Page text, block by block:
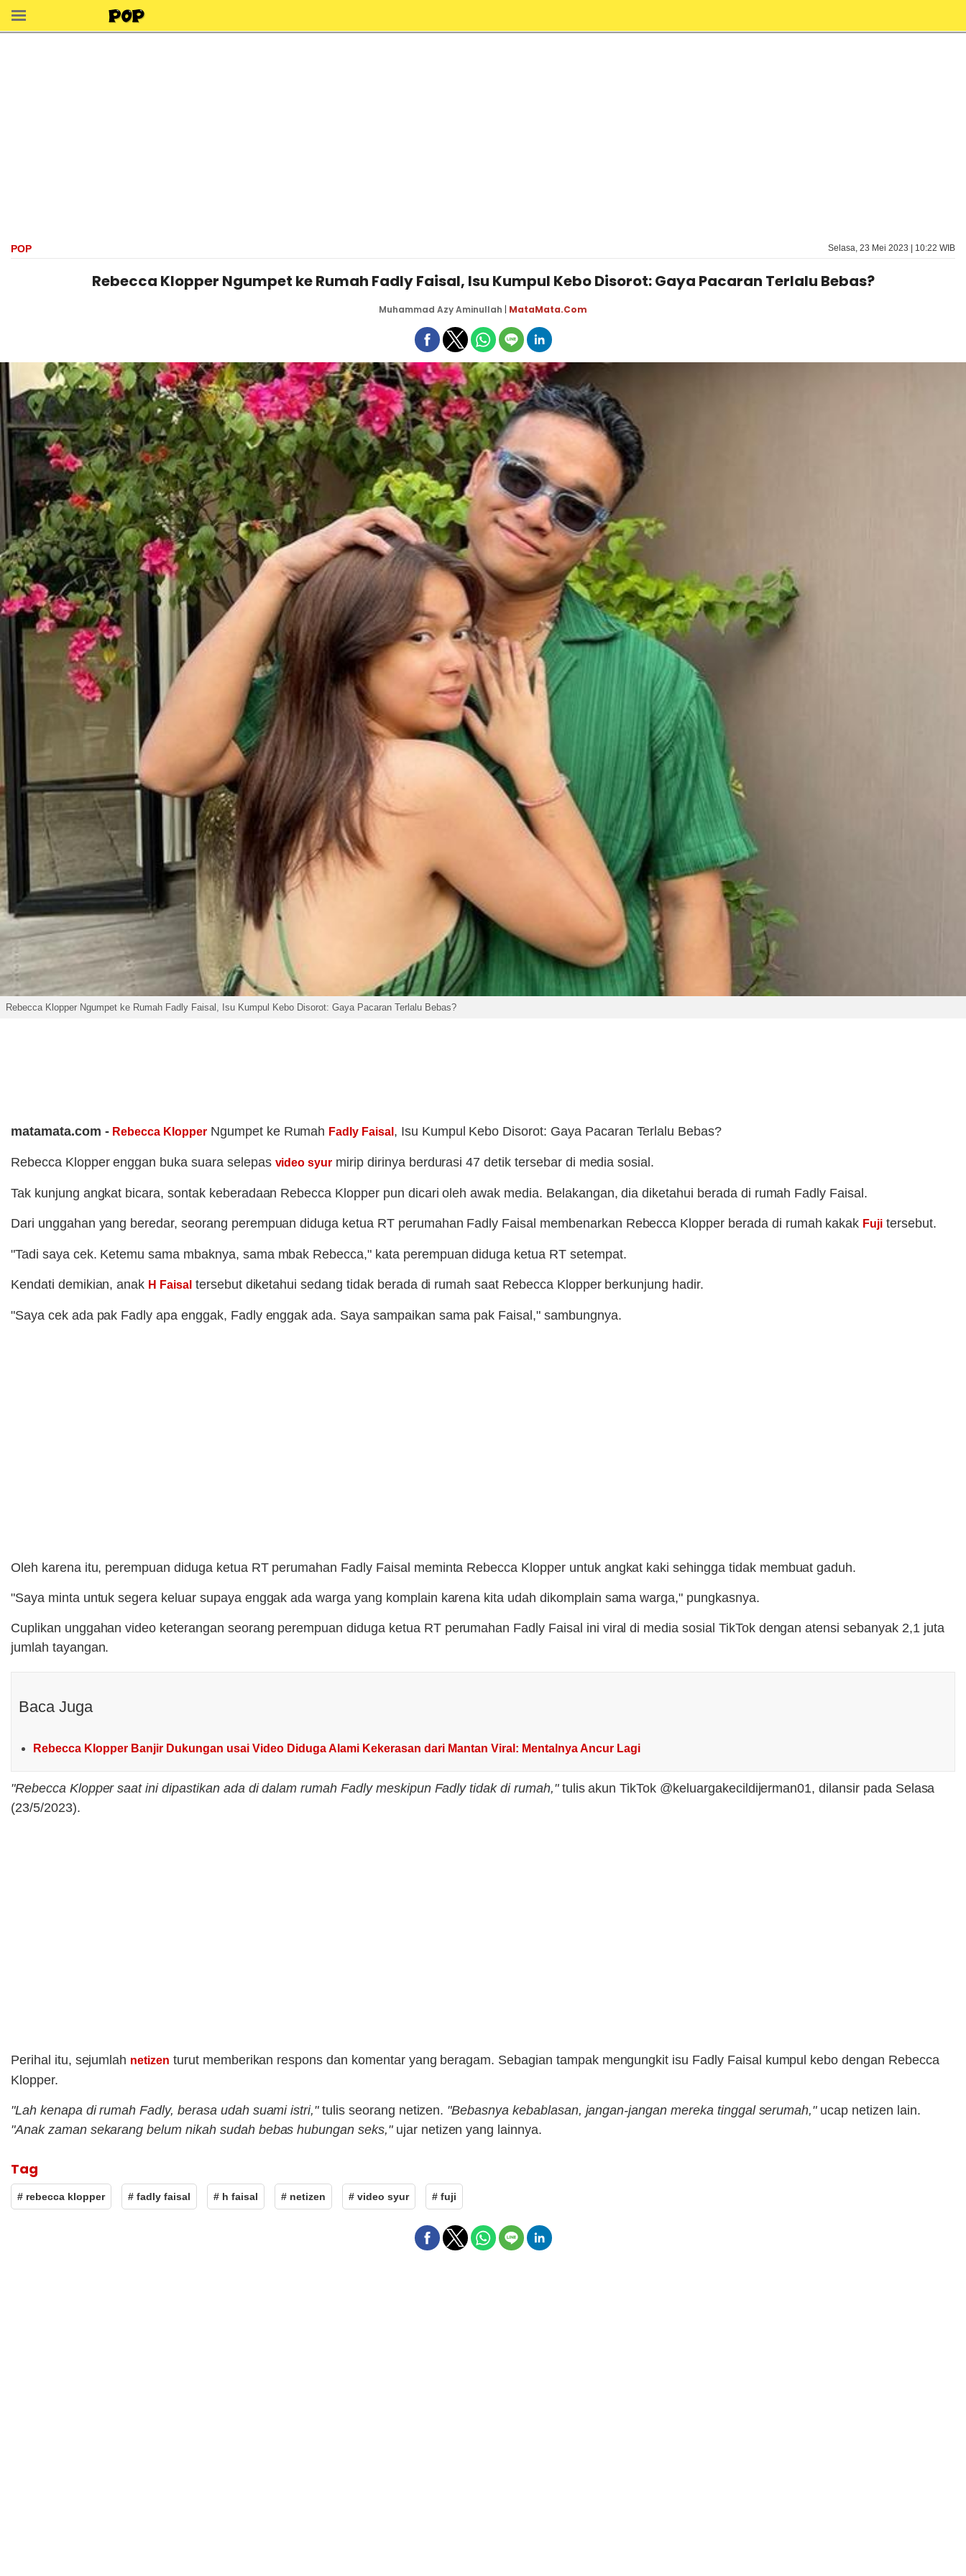
POP Selasa, 23 Mei 2023 | 10:22 WIB
Rebecca Klopper Ngumpet ke Rumah Fadly Faisal, Isu Kumpul Kebo Disorot: Gaya Pacaran Terlalu Bebas?
Muhammad Azy Aminullah | MataMata.com
Rebecca Klopper Ngumpet ke Rumah Fadly Faisal, Isu Kumpul Kebo Disorot: Gaya Pacaran Terlalu Bebas?
matamata.com - Rebecca KlopperNgumpet ke Rumah Fadly Faisal , Isu Kumpul Kebo Disorot: Gaya Pacaran Terlalu Bebas?
Rebecca Klopper enggan buka suara selepas video syur mirip dirinya berdurasi 47 detik tersebar di media sosial.
Tak kunjung angkat bicara, sontak keberadaan Rebecca Klopper pun dicari oleh awak media. Belakangan, dia diketahui berada di rumah Fadly Faisal.
Dari unggahan yang beredar, seorang perempuan diduga ketua RT perumahan Fadly Faisal membenarkan Rebecca Klopper berada di rumah kakak Fuji tersebut.
"Tadi saya cek. Ketemu sama mbaknya, sama mbak Rebecca," kata perempuan diduga ketua RT setempat.
Kendati demikian, anak H Faisal tersebut diketahui sedang tidak berada di rumah saat Rebecca Klopper berkunjung hadir.
"Saya cek ada pak Fadly apa enggak, Fadly enggak ada. Saya sampaikan sama pak Faisal," sambungnya.
Oleh karena itu, perempuan diduga ketua RT perumahan Fadly Faisal meminta Rebecca Klopper untuk angkat kaki sehingga tidak membuat gaduh.
"Saya minta untuk segera keluar supaya enggak ada warga yang komplain karena kita udah dikomplain sama warga," pungkasnya.
Cuplikan unggahan video keterangan seorang perempuan diduga ketua RT perumahan Fadly Faisal ini viral di media sosial TikTok dengan atensi sebanyak 2,1 juta
jumlah tayangan.
Baca Juga
Rebecca Klopper Banjir Dukungan usai Video Diduga Alami Kekerasan dari Mantan Viral: Mentalnya Ancur Lagi
"Rebecca Klopper saat ini dipastikan ada di dalam rumah Fadly meskipun Fadly tidak di rumah,"tulis akun TikTok @keluargakecildijerman01, dilansir pada Selasa
(23/5/2023).
Perihal itu, sejumlah netizen turut memberikan respons dan komentar yang beragam. Sebagian tampak mengungkit isu Fadly Faisal kumpul kebo dengan Rebecca
Klopper.
"Lah kenapa di rumah Fadly, berasa udah suami istri,"tulis seorang netizen. "Bebasnya kebablasan, jangan-jangan mereka tinggal serumah,"ucap netizen lain.
"Anak zaman sekarang belum nikah sudah bebas hubungan seks,"ujar netizen yang lainnya.
Tag
# rebecca klopper # fadly faisal # h faisal # netizen # video syur # fuji